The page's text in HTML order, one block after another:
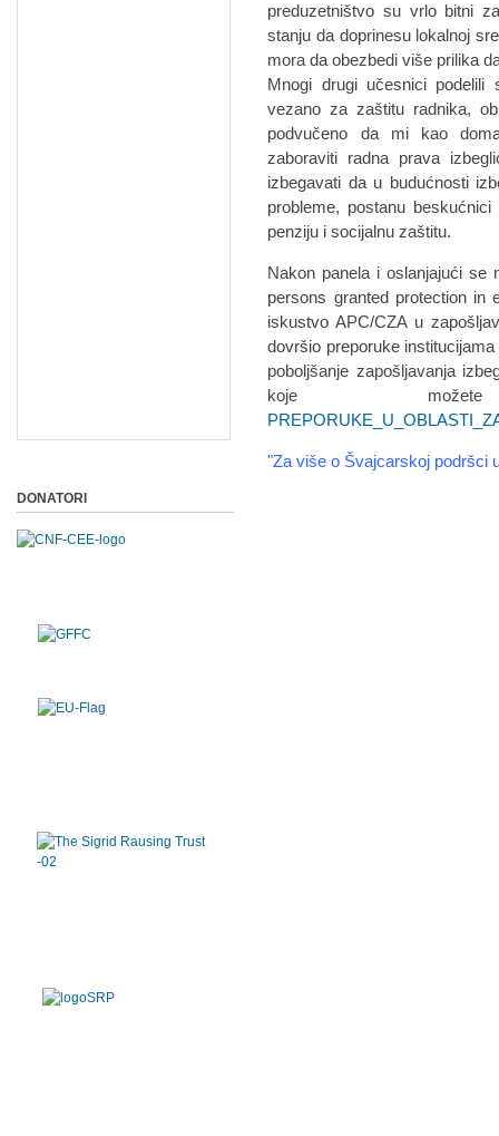
preduzetništvo su vrlo bitni
stanju da doprinesu lokalnoj
mora da obezbedi više prilika
Mnogi drugi učesnici
vezano za zaštitu radnika,
podvučeno da mi kao
zaboraviti radna prava
izbegavati da u budućnosti
probleme, postanu
penziju i socijalnu zaštitu.
Nakon panela i oslanjajući se
persons granted protection in
iskustvo APC/CZA u
dovršio preporuke
poboljšanje zapošljavanja
koje
"Za više o Švajcarskoj podršci
DONATORI